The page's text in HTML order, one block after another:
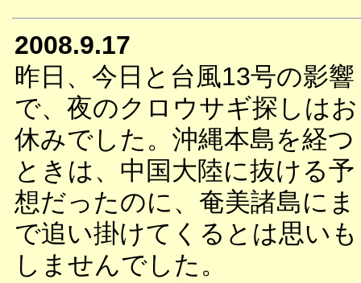
2008.9.17
昨日、今日と台風13号の影響
で、夜のクロウサギ探しはお
休みでした。沖縄本島を経つ
ときは、中国大陸に抜ける予
想だったのに、奄美諸島にま
で追い掛けてくるとは思いも
しませんでした。